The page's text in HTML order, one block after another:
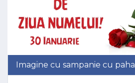
Imagine cu sampanie cu